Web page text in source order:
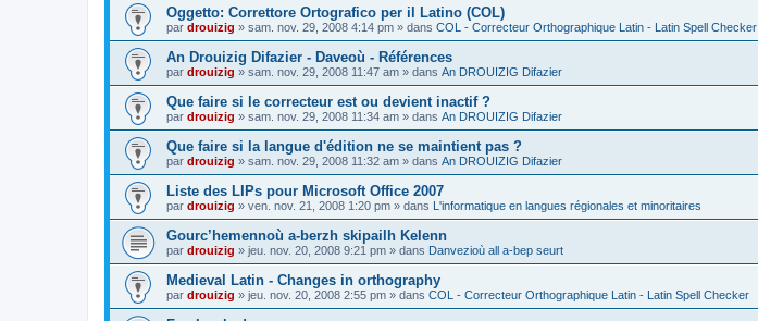
Oggetto: Correttore Ortografico per il Latino (COL)
par drouizig » sam. nov. 29, 2008 4:14 pm » dans COL - Correcteur Orthographique Latin - Latin Spell Checker
An Drouizig Difazier - Daveoù - Références
par drouizig » sam. nov. 29, 2008 11:47 am » dans An DROUIZIG Difazier
Que faire si le correcteur est ou devient inactif ?
par drouizig » sam. nov. 29, 2008 11:34 am » dans An DROUIZIG Difazier
Que faire si la langue d'édition ne se maintient pas ?
par drouizig » sam. nov. 29, 2008 11:32 am » dans An DROUIZIG Difazier
Liste des LIPs pour Microsoft Office 2007
par drouizig » ven. nov. 21, 2008 1:20 pm » dans L'informatique en langues régionales et minoritaires
Gourc’hemennoù a-berzh skipailh Kelenn
par drouizig » jeu. nov. 20, 2008 9:21 pm » dans Danvezioù all a-bep seurt
Medieval Latin - Changes in orthography
par drouizig » jeu. nov. 20, 2008 2:55 pm » dans COL - Correcteur Orthographique Latin - Latin Spell Checker